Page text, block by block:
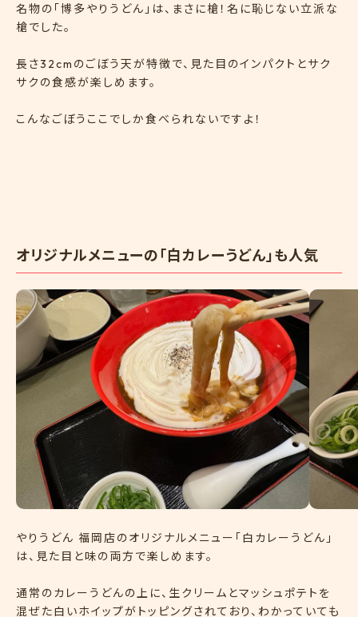
名物の「博多やりうどん」は、まさに槍！名に恥じない立派な
槍でした。
長さ32cmのごぼう天が特徴で、見た目のインパクトとサク
サクの食感が楽しめます。
こんなごぼうここでしか食べられないですよ！
オリジナルメニューの「白カレーうどん」も人気
​やりうどん 福岡店のオリジナルメニュー「白カレーうどん」
は、見た目と味の両方で楽しめます。
通常のカレーうどんの上に、生クリームとマッシュポテトを
混ぜた白いホイップがトッピングされており、わかっていても